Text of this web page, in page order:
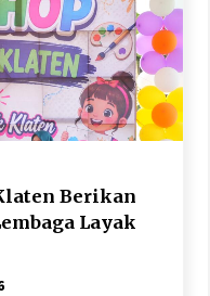
Berikan
Layak